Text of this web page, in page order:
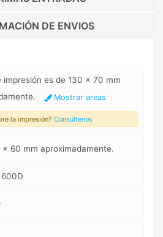
DE ENVIOS
impresión es de 130 x 70 mm
Mostrar areas
la impresión? Consúltenos
x 60 mm aproximadamente.